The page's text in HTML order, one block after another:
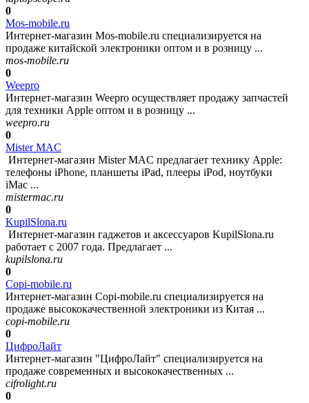
0
Mos-mobile.ru
Интернет-магазин Mos-mobile.ru специализируется на
продаже китайской электроники оптом и в розницу ...
mos-mobile.ru
0
Weepro
Интернет-магазин Weepro осуществляет продажу запчастей
для техники Apple оптом и в розницу ...
weepro.ru
0
Mister MAC
Интернет-магазин Mister MAC предлагает технику Apple:
телефоны iPhone, планшеты iPad, плееры iPod, ноутбуки
iMac ...
mistermac.ru
0
KupilSlona.ru
Интернет-магазин гаджетов и аксессуаров KupilSlona.ru
работает с 2007 года. Предлагает ...
kupilslona.ru
0
Copi-mobile.ru
Интернет-магазин Copi-mobile.ru специализируется на
продаже высококачественной электроники из Китая ...
copi-mobile.ru
0
ЦифроЛайт
Интернет-магазин "ЦифроЛайт" специализируется на
продаже современных и высококачественных ...
cifrolight.ru
0